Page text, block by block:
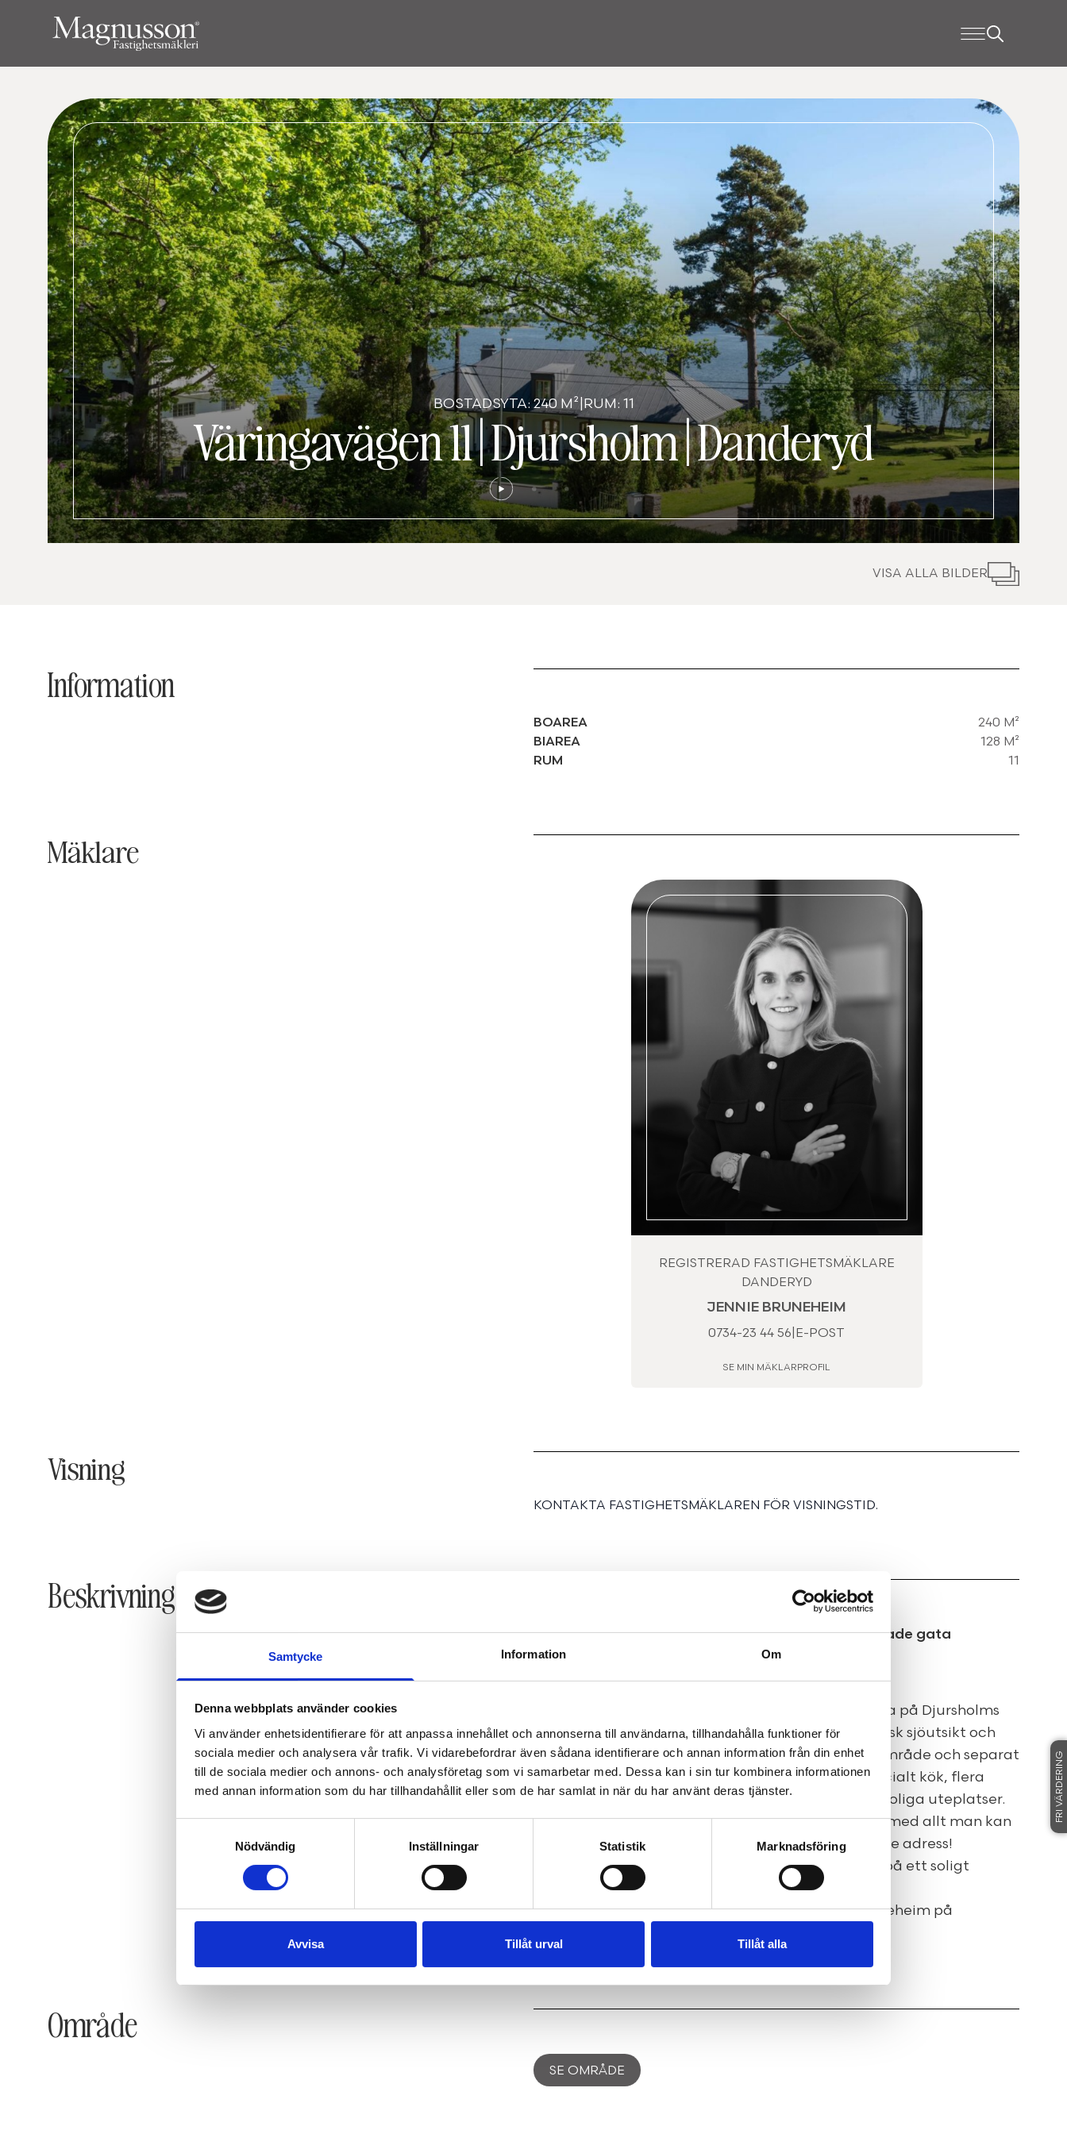
Samtycke Information Om
Denna webbplats använder cookies
Vi använder enhetsidentifierare för att anpassa innehållet och annonserna till användarna, tillhandahålla funktioner för
sociala medier och analysera vår trafik. Vi vidarebefordrar även sådana identifierare och annan information från din enhet
till de sociala medier och annons- och analysföretag som vi samarbetar med. Dessa kan i sin tur kombinera informationen
med annan information som du har tillhandahållit eller som de har samlat in när du har använt deras tjänster.
Nödvändig
Inställningar Statistik Marknadsföring
Avvisa Tillåt urval Tillåt alla
BOSTADSYTA: 240 M² RUM: 11
Väringavägen 11|Djursholm|Danderyd
VISA ALLA BILDER
Information
BOAREA
240 M²
BIAREA
128 M²
RUM
11
Mäklare
REGISTRERAD FASTIGHETSMÄKLARE
DANDERYD
JENNIE BRUNEHEIM
0734-23 44 56 E-POST
SE MIN MÄKLARPROFIL
Visning
KONTAKTA FASTIGHETSMÄKLAREN FÖR VISNINGSTID.
Beskrivning
Vidsträckt sjöutsikt på Djursholms mest eftertraktade gata
Väringavägen!
Unikt tillfälle att förvärva en av de få fastigheterna på Djursholms
mest eftertraktade adress Väringavägen! Fantastisk sjöutsikt och
insynsskyddad grönskande tomt med privat poolområde och separat
garage. Generösa sällskapsrum, rymlig matsal, socialt kök, flera
eldstäder, balkong, 6-7 sovrum, flera badrum och soliga uteplatser.
Ett mycket välplanerat boende om totalt 368 kvm med allt man kan
önska sig på Djursholms absolut mest eftertraktade adress!
Huset är socialt, välplanerat och har en stor tomt på ett soligt
vattenläge!
Kontakta ansvarig fastighetsmäklare Jennie Bruneheim på
Område
SE OMRÅDE
FRI VÄRDERING